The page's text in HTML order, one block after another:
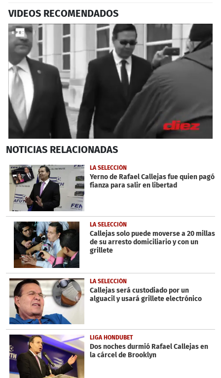
VIDEOS RECOMENDADOS
seconds
57
seconds
NOTICIAS RELACIONADAS
LA SELECCIÓN
Yerno de Rafael Callejas fue quien pagó
fianza para salir en libertad
LA SELECCIÓN
Callejas solo puede moverse a 20 millas
de su arresto domiciliario y con un
grillete
LA SELECCIÓN
Callejas será custodiado por un
alguacil y usará grillete electrónico
LIGA HONDUBET
Dos noches durmió Rafael Callejas en
la cárcel de Brooklyn